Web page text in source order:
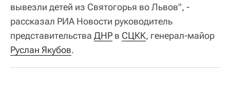
вывезли детей из Святогорья во Львов", -
рассказал РИА Новости руководитель
представительства ДНР в СЦКК, генерал-майор
Руслан Якубов.